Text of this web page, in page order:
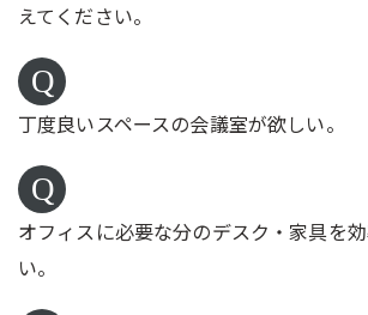
えてください。
丁度良いスペースの会議室が欲しい。
オフィスに必要な分のデスク・家具を
い。